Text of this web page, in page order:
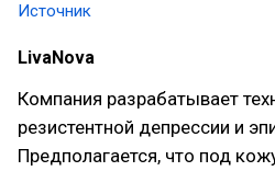
Источник
LivaNova
Компания разрабатывает
резистентной депрессии и
Предполагается, что под